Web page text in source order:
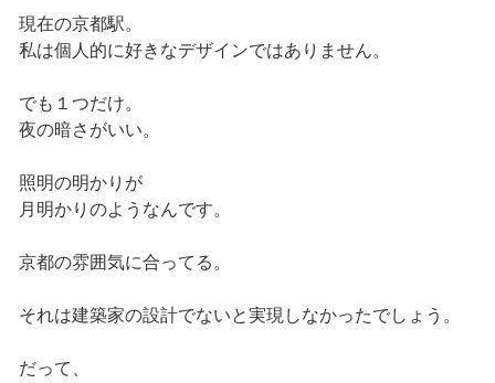
現在の京都駅。
私は個人的に好きなデザインではありません。
でも１つだけ。
夜の暗さがいい。
照明の明かりが
月明かりのようなんです。
京都の雰囲気に合ってる。
それは建築家の設計でないと実現しなかったでしょう。
だって、